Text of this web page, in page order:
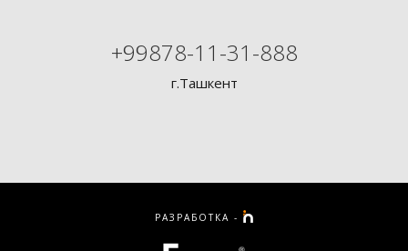
+99878-11-31-888
г.Ташкент
РАЗРАБОТКА -